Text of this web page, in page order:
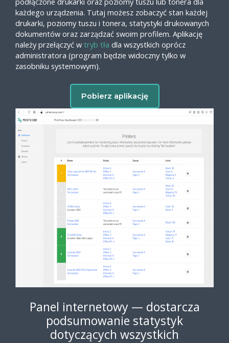
każdego urządzenia. Tutaj możesz zobaczyć stan każdej
drukarki, poziomy tuszu i tonera, statystyki drukowanych
dokumentów oraz zarządzać swoim profilem. Aplikację
należy przełączyć w tryb tła dla wszystkich oprócz
administratora (program będzie widoczny tylko w
zasobniku systemowym).
Pobierz aplikację
Panel internetowy — dostarcza
podsumowanie statystyk
dotyczących wszystkich